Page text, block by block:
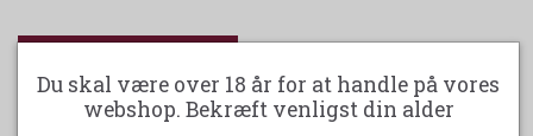
Du skal være over 18 år for at handle på vores
webshop. Bekræft venligst din alder